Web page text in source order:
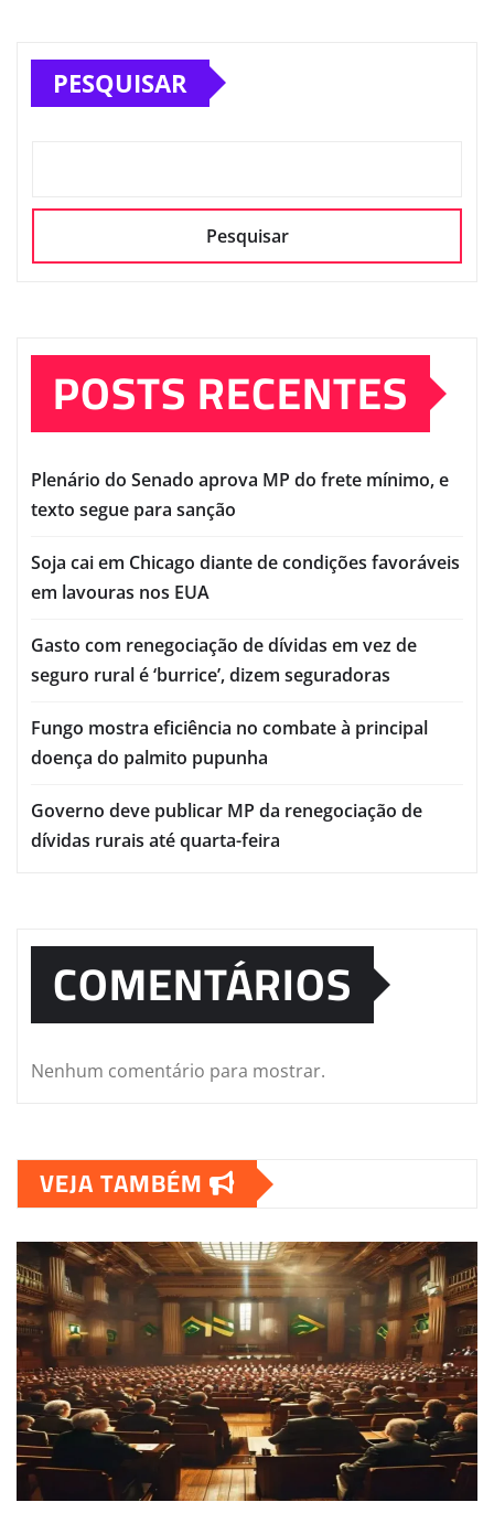
PESQUISAR
Pesquisar
POSTS RECENTES
Plenário do Senado aprova MP do frete mínimo, e
texto segue para sanção
Soja cai em Chicago diante de condições favoráveis
em lavouras nos EUA
Gasto com renegociação de dívidas em vez de
seguro rural é ‘burrice’, dizem seguradoras
Fungo mostra eficiência no combate à principal
doença do palmito pupunha
Governo deve publicar MP da renegociação de
dívidas rurais até quarta-feira
COMENTÁRIOS
Nenhum comentário para mostrar.
VEJA TAMBÉM